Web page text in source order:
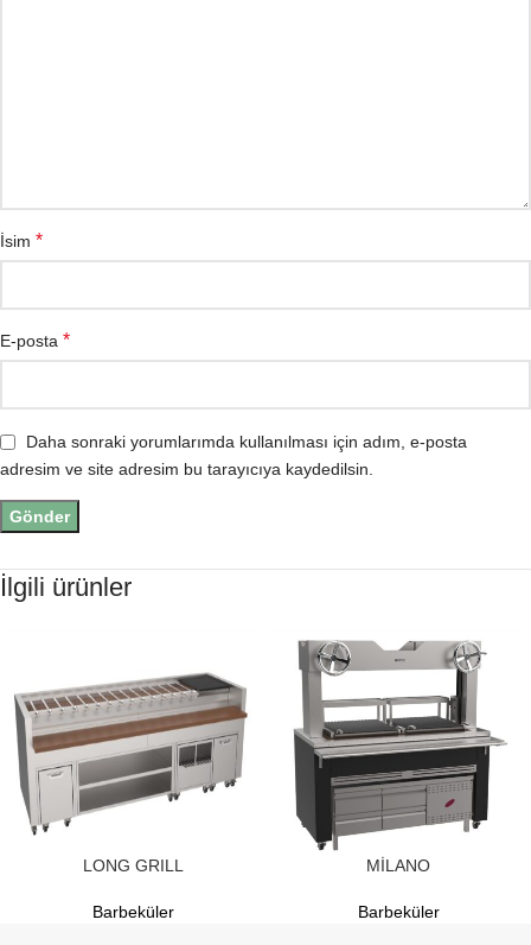
İsim *
E-posta *
Daha sonraki yorumlarımda kullanılması için adım, e-posta
adresim ve site adresim bu tarayıcıya kaydedilsin.
İlgili ürünler
LONG GRILL
Barbeküler
MİLANO
Barbeküler